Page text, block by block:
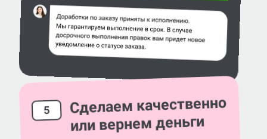
5 Сделаем качественно
или вернем деньги